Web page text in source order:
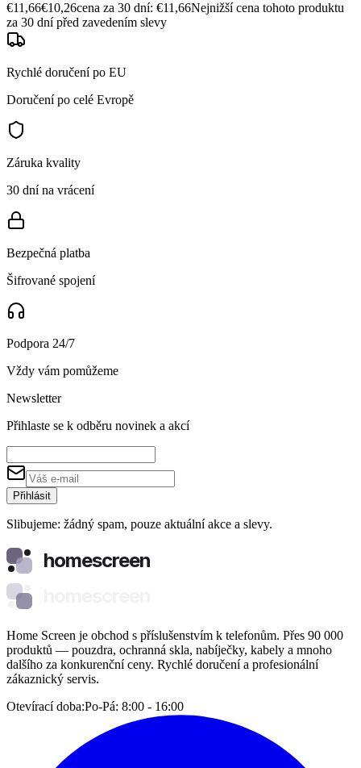
€11,66€10,26cena za 30 dní: €11,66Nejnižší cena tohoto produktu
za 30 dní před zavedením slevy
Rychlé doručení po EU
Doručení po celé Evropě
Záruka kvality
30 dní na vrácení
Bezpečná platba
Šifrované spojení
Podpora 24/7
Vždy vám pomůžeme
Newsletter
Přihlaste se k odběru novinek a akcí
Přihlásit
Slibujeme: žádný spam, pouze aktuální akce a slevy.
homescreen
Home Screen je obchod s příslušenstvím k telefonům. Přes 90 000
produktů — pouzdra, ochranná skla, nabíječky, kabely a mnoho
dalšího za konkurenční ceny. Rychlé doručení a profesionální
zákaznický servis.
Otevírací doba:Po-Pá: 8:00 - 16:00